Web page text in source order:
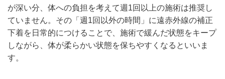
が深い分、体への負担を考えて週1回以上の施術は推奨し
ていません。その「週1回以外の時間」に遠赤外線の補正
下着を日常的につけることで、施術で緩んだ状態をキープ
しながら、体が柔らかい状態を保ちやすくなるといいま
す。